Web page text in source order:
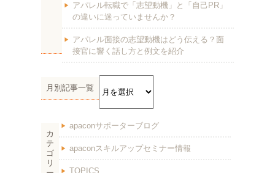
アパレル転職で「志望動機」と「自己PR」
の違いに迷っていませんか？
アパレル面接の志望動機はどう伝える？面
接官に響く話し方と例文を紹介
月別記事一覧
カ
テ
ゴ
リ
apaconサポーターブログ
apaconスキルアップセミナー情報
TOPICS